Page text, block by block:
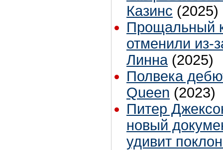
Казинс (2025)
Прощальный
отменили
Линна (2025)
Полвека
Queen (2023)
Питер
новый
удивит